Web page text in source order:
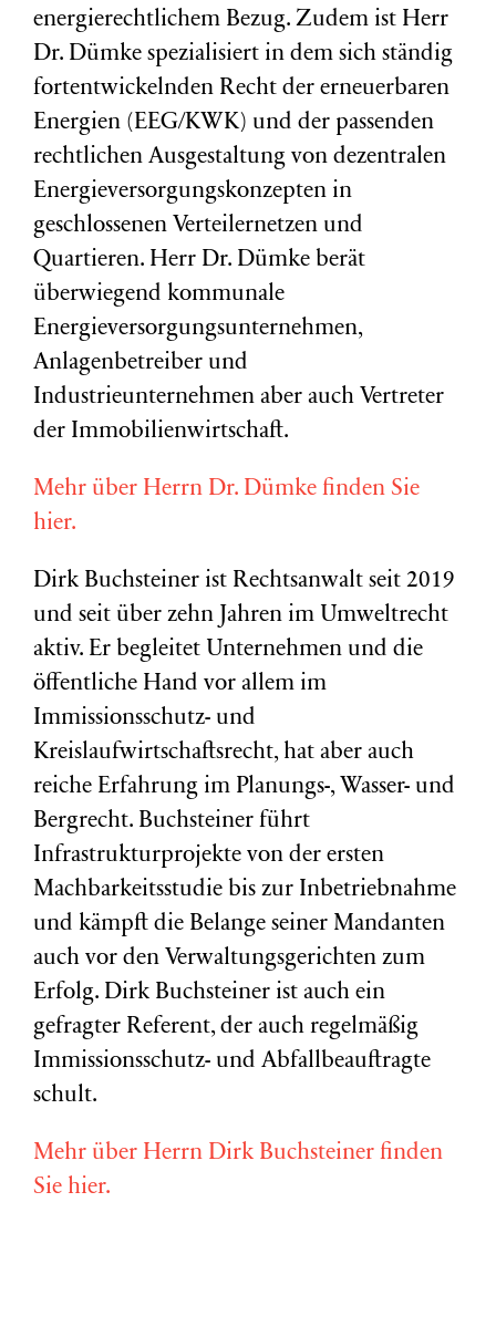
energierechtlichem Bezug. Zudem ist Herr
Dr. Dümke spezialisiert in dem sich ständig
fortentwickelnden Recht der erneuerbaren
Energien (EEG/KWK) und der passenden
rechtlichen Ausgestaltung von dezentralen
Energieversorgungskonzepten in
geschlossenen Verteilernetzen und
Quartieren. Herr Dr. Dümke berät
überwiegend kommunale
Energieversorgungsunternehmen,
Anlagenbetreiber und
Industrieunternehmen aber auch Vertreter
der Immobilienwirtschaft.
Mehr über Herrn Dr. Dümke finden Sie
hier.
Dirk Buchsteiner ist Rechtsanwalt seit 2019
und seit über zehn Jahren im Umweltrecht
aktiv. Er begleitet Unternehmen und die
öffentliche Hand vor allem im
Immissionsschutz- und
Kreislaufwirtschaftsrecht, hat aber auch
reiche Erfahrung im Planungs-, Wasser- und
Bergrecht. Buchsteiner führt
Infrastrukturprojekte von der ersten
Machbarkeitsstudie bis zur Inbetriebnahme
und kämpft die Belange seiner Mandanten
auch vor den Verwaltungsgerichten zum
Erfolg. Dirk Buchsteiner ist auch ein
gefragter Referent, der auch regelmäßig
Immissionsschutz- und Abfallbeauftragte
schult.
Mehr über Herrn Dirk Buchsteiner finden
Sie hier.